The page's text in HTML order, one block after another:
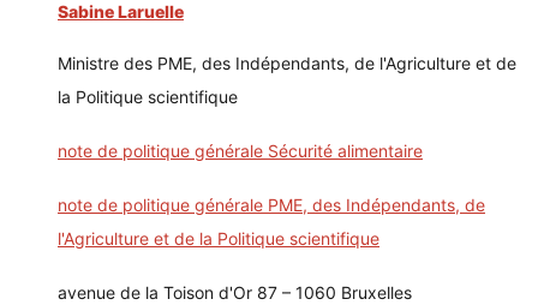
Sabine Laruelle
Ministre des PME, des Indépendants, de l'Agriculture et de
la Politique scientifique
note de politique générale Sécurité alimentaire
note de politique générale PME, des Indépendants, de
l'Agriculture et de la Politique scientifique
avenue de la Toison d'Or 87 – 1060 Bruxelles